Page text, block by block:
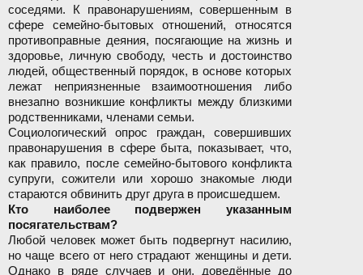
соседями. К правонарушениям, совершенным в
сфере семейно-бытовых отношений, относятся
противоправные деяния, посягающие на жизнь и
здоровье, личную свободу, честь и достоинство
людей, общественный порядок, в основе которых
лежат неприязненные взаимоотношения либо
внезапно возникшие конфликты между близкими
родственниками, членами семьи.
Социологический опрос граждан, совершивших
правонарушения в сфере быта, показывает, что,
как правило, после семейно-бытового конфликта
супруги, сожители или хорошо знакомые люди
стараются обвинить друг друга в происшедшем.
Кто наиболее подвержен указанным
посягательствам?
Любой человек может быть подвергнут насилию,
но чаще всего от него страдают женщины и дети.
Однако в ряде случаев и они, доведённые до